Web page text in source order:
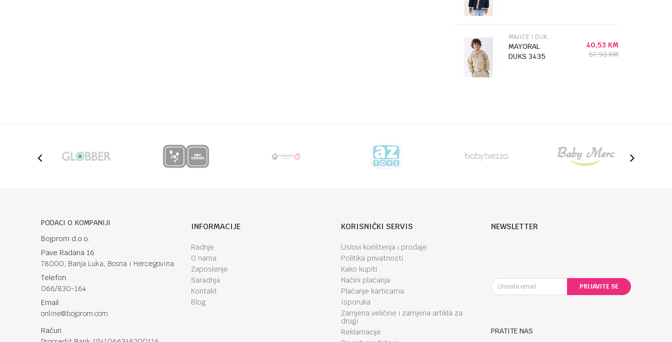
MAJICE I DUKSEVI
MAYORAL
DUKS 3435
40,53 KM
57,90KM
PODACI O KOMPANIJI
Bojprom d.o.o.
Pave Radana 16
78000, Banja Luka, Bosna i Hercegovina
Telefon:
066/830-164
Email:
online@bojprom.com
Račun
INFORMACIJE
Radnje
O nama
Zaposlenje
Saradnja
Kontakt
Blog
KORISNIČKI SERVIS
Uslovi korištenja i prodaje
Politika privatnosti
Kako kupiti
Načini plaćanja
Plaćanje karticama
Isporuka
Zamjena veličine i zamjena artikla za
drugi
Reklamacije
NEWSLETTER
PRIJAVITE SE
PRATITE NAS